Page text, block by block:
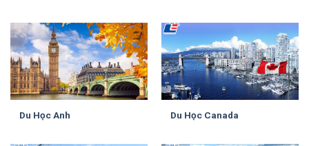
Du Học Anh Du Học Canada